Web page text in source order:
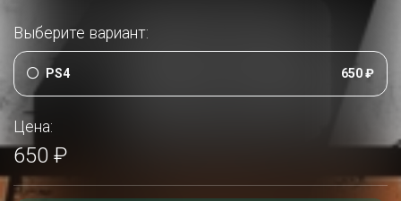
Выберите вариант:
PS4 650 ₽
Цена:
650 ₽